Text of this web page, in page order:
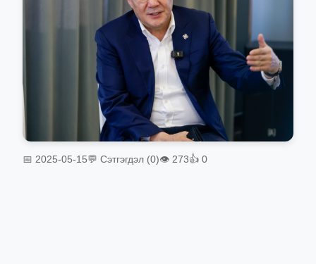
📅 2025-05-15💬 Сэтгэгдэл (0)👁 273👍 0